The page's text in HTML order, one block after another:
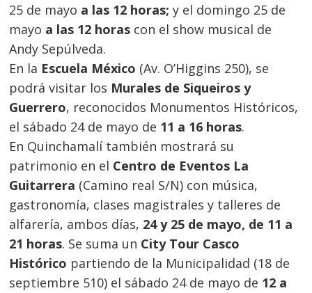
25 de mayo a las 12 horas;y el domingo 25 de
mayo a las 12 horas con el show musical de
Andy Sepúlveda.
En la Escuela México (Av. O’Higgins 250), se
podrá visitar los Murales de Siqueiros y
Guerrero, reconocidos Monumentos Históricos,
el sábado 24 de mayo de 11 a 16 horas.
En Quinchamalí también mostrará su
patrimonio en el Centro de Eventos La
Guitarrera (Camino real S/N) con música,
gastronomía, clases magistrales y talleres de
alfarería, ambos días, 24 y 25 de mayo, de 11 a
21 horas. Se suma un City Tour Casco
Histórico partiendo de la Municipalidad (18 de
septiembre 510) el sábado 24 de mayo de 12 a